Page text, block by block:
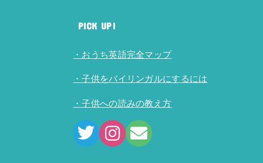
PICK UP!
・おうち英語完全マップ
・子供をバイリンガルにするには
・子供への読みの教え方